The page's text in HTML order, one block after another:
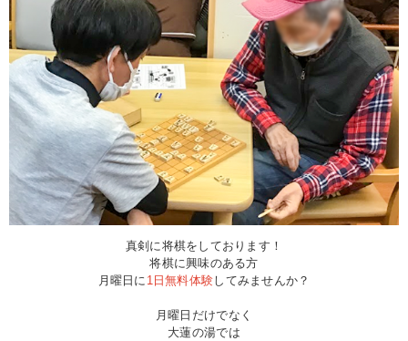
真剣に将棋をしております！
将棋に興味のある方
月曜日に 1日無料体験してみませんか？
月曜日だけでなく
大蓮の湯では